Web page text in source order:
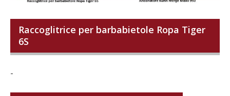
Raccoglitrice per barbabietole Ropa Tiger
6S
-